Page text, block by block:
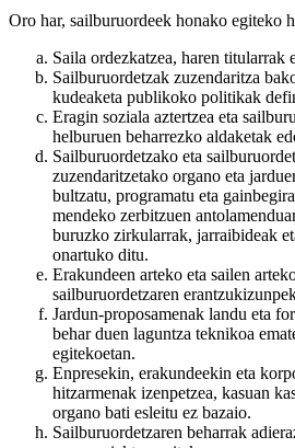
Oro har, sailburuordeek honako egiteko
Saila ordezkatzea, haren titularrak
Sailburuordetzak zuzendaritza
kudeaketa publikoko politikak
Eragin soziala aztertzea eta
helburuen beharrezko aldaketak
Sailburuordetzako eta
zuzendaritzetako organo eta
bultzatu, programatu eta
mendeko zerbitzuen
buruzko zirkularrak, jarraibideak
onartuko ditu.
Erakundeen arteko eta sailen
sailburuordetzaren
Jardun-proposamenak landu eta
behar duen laguntza teknikoa
egitekoetan.
Enpresekin, erakundeekin eta
hitzarmenak izenpetzea, kasuan
organo bati esleitu ez bazaio.
Sailburuordetzaren beharrak